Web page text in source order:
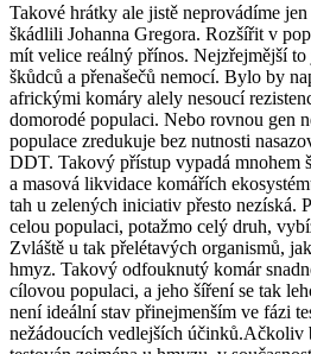
Takové hrátky ale jistě neprovádíme
škádlili Johanna Gregora. Rozšířit v
mít velice reálný přínos. Nejzřejmější
škůdců a přenašečů nemocí. Bylo by
africkými komáry alely nesoucí
domorodé populaci. Nebo rovnou gen
populace zredukuje bez nutnosti
DDT. Takový přístup vypadá mnohem
a masová likvidace komářích
tah u zelených iniciativ přesto nezíská.
celou populaci, potažmo celý druh,
Zvláště u tak přelétavých organismů,
hmyz. Takový odfouknutý komár
cílovou populaci, a jeho šíření se tak
není ideální stav přinejmenším ve fázi
nežádoucích vedlejších účinků.Ačkoliv